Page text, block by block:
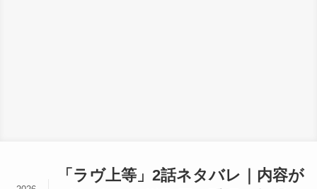
「ラヴ上等」2話ネタバレ｜内容が